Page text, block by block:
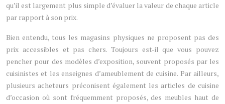
qu’il est largement plus simple d’évaluer la valeur de chaque article
par rapport à son prix.
Bien entendu, tous les magasins physiques ne proposent pas des
prix accessibles et pas chers. Toujours est-il que vous pouvez
pencher pour des modèles d’exposition, souvent proposés par les
cuisinistes et les enseignes d’ameublement de cuisine. Par ailleurs,
plusieurs acheteurs préconisent également les articles de cuisine
d’occasion où sont fréquemment proposés, des meubles haut de